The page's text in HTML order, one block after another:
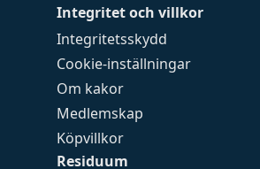
Integritet och villkor
Integritetsskydd
Cookie-inställningar
Om kakor
Medlemskap
Köpvillkor
Residuum